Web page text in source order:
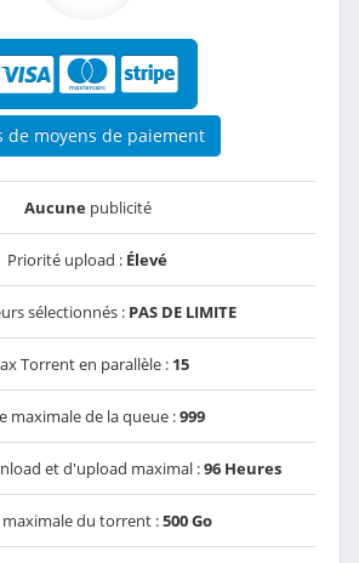
de moyens de paiement
Aucunepublicité
Priorité upload : Élevé
sélectionnés : PAS DE LIMITE
Torrent en parallèle : 15
maximale de la queue :999
et d'upload maximal :96 Heures
maximale du torrent :500 Go